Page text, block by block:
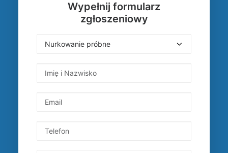
Wypełnij formularz
zgłoszeniowy